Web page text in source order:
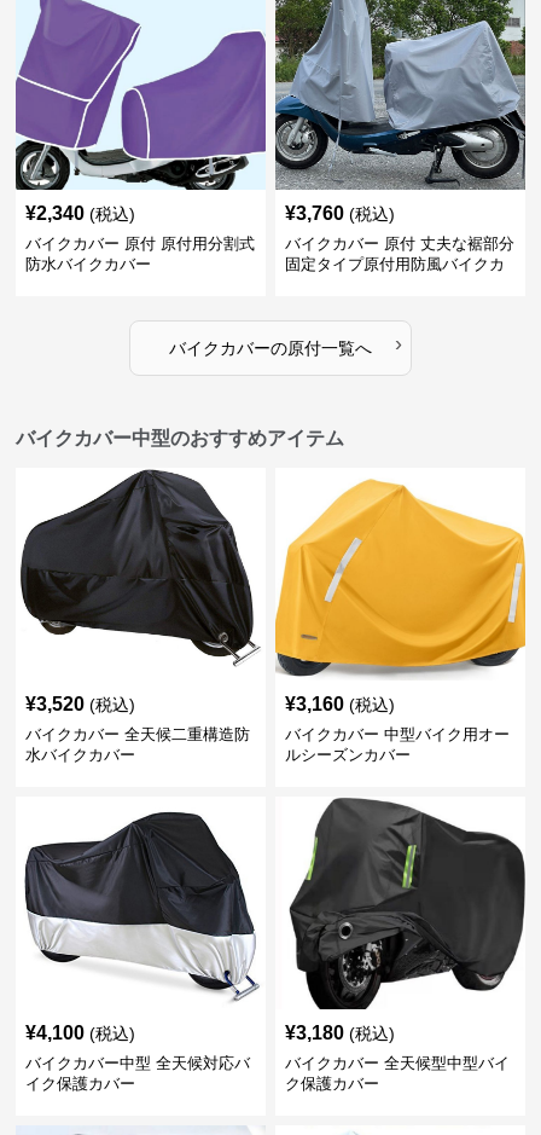
¥2,340 (税込)
バイクカバー 原付 原付用分割式
防水バイクカバー
¥3,760 (税込)
バイクカバー 原付 丈夫な裾部分
固定タイプ原付用防風バイクカ
バイクカバーの原付一覧へ ›
バイクカバー中型のおすすめアイテム
¥3,520 (税込)
バイクカバー 全天候二重構造防
水バイクカバー
¥3,160 (税込)
バイクカバー 中型バイク用オー
ルシーズンカバー
¥4,100 (税込)
バイクカバー中型 全天候対応バ
イク保護カバー
¥3,180 (税込)
バイクカバー 全天候型中型バイ
ク保護カバー